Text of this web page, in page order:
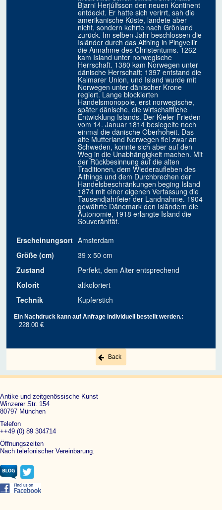
Bjarni Herjúlfsson den neuen Kontinent
entdeckt. Er hatte sich verirrt, sah die
amerikanische Küste, landete aber
nicht, sondern kehrte nach Grönland
zurück. Im selben Jahr beschlossen die
Isländer durch das Althing in Pingvellir
die Annahme des Christentums. 1262
kam Island unter norwegische
Herrschaft. 1380 kam Norwegen unter
dänische Herrschaft; 1397 entstand die
Kalmarer Union, und Island wurde mit
Norwegen unter dänischer Krone
regiert. Lange blockierten
Handelsmonopole, erst norwegische,
später dänische, die wirtschaftliche
Entwicklung Islands. Der Kieler Frieden
vom 14. Januar 1814 besiegelte noch
einmal die dänische Oberhoheit. Das
alte Mutterland Norwegen fiel zwar an
Schweden, konnte sich aber auf den
Weg in die Unabhängigkeit machen. Mit
der Rückbesinnung auf die alten
Traditionen, dem Wiederaufleben des
Althings und dem Durchbrechen der
Handelsbeschränkungen beging Island
1874 mit einer eigenen Verfassung die
Tausendjahrfeier der Landnahme. 1904
gewährte Dänemark den Isländern die
Autonomie, 1918 erlangte Island die
Souveränität.
Erscheinungsort Amsterdam
Größe (cm)
39 x 50 cm
Zustand
Perfekt, dem Alter entsprechend
Kolorit
altkoloriert
Technik
Kupferstich
Ein Nachdruck kann auf Anfrage individuell bestellt werden.:
228.00 €
Back
Antike und zeitgenössische Kunst
Winzerer Str. 154
80797 München
Telefon
++49 (0) 89 304714
Öffnungszeiten
Nach telefonischer Vereinbarung.